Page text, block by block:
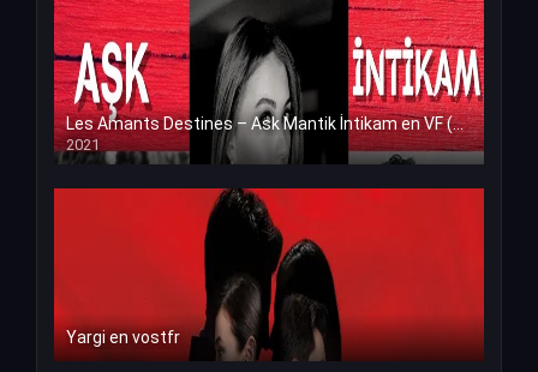
Les Amants Destines – Ask Mantik İntikam en VF (Voix Francaise)
2021
Yargi en vostfr